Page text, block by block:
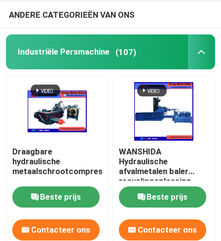
schrootmaalmachine
ANDERE CATEGORIEËN VAN ONS
Industriële Persmachine (107)
Draagbare
hydraulische
metaalschrootcompressor
Beste prijs
Contacteer ons
WANSHIDA
Hydraulische
afvalmetalen baler
recyclingoplossing.
Beste prijs
Contacteer ons